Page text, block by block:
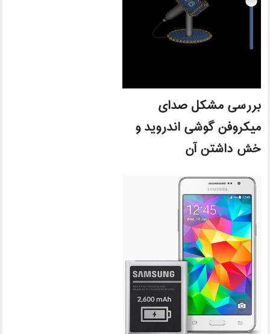
بررسی مشکل صدای
میکروفن گوشی اندروید و
خش داشتن آن